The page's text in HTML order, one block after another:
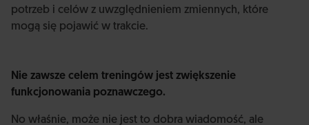
potrzeb i celów z uwzględnieniem zmiennych, które
mogą się pojawić w trakcie.
Nie zawsze celem treningów jest zwiększenie
funkcjonowania poznawczego.
No właśnie, może nie jest to dobra wiadomość, ale